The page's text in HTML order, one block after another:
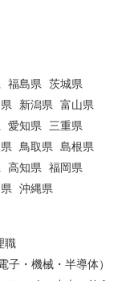
福島県 茨城県
新潟県 富山県
愛知県 三重県
鳥取県 島根県
高知県 福岡県
沖縄県
職
子・機械・半導体）